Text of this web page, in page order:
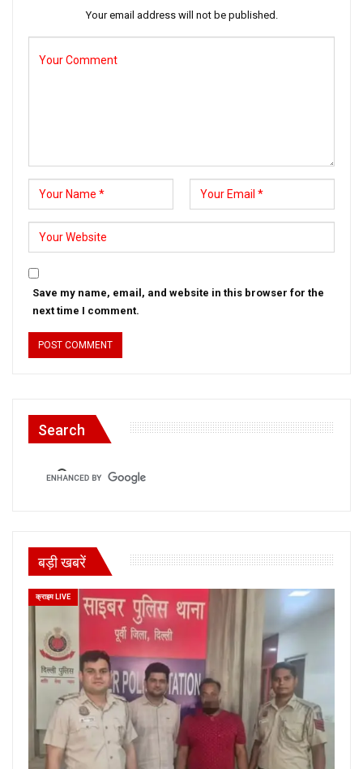
Your email address will not be published.
Save my name, email, and website in this browser for the
next time I comment.
Search
बड़ी खबरें
क्राइम LIVE